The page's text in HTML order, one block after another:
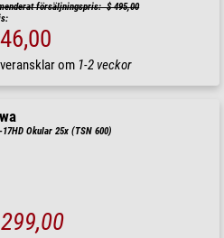
försäljningspris: $ 495,00
om 1-2 veckor
17HD Okular 25x (TSN 600)